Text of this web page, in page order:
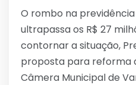
O rombo na
ultrapassa os R$ 27
contornar a situação,
proposta para reforma
Câmera Municipal de